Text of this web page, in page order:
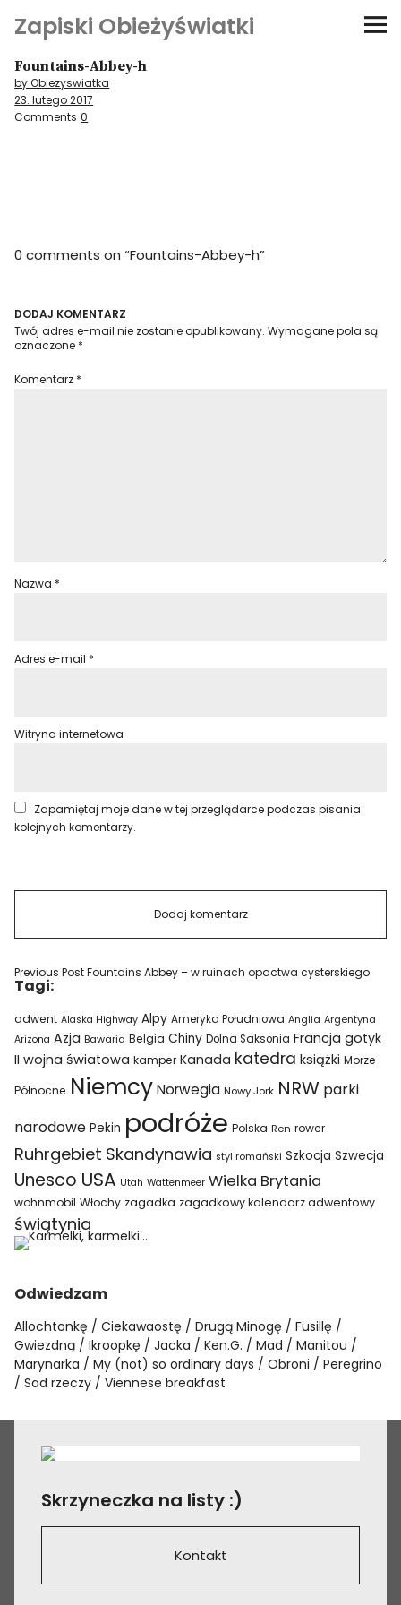
Zapiski Obieżyświatki
Podróże
Kultura i sztuka
Niezwyczajne ściany
Dom na kółkach
Fountains-Abbey-h
by Obiezyswiatka
23. lutego 2017
Comments 0
0 comments on “Fountains-Abbey-h”
DODAJ KOMENTARZ
Twój adres e-mail nie zostanie opublikowany. Wymagane pola są
oznaczone *
Komentarz *
Nazwa *
Adres e-mail *
Witryna internetowa
Zapamiętaj moje dane w tej przeglądarce podczas pisania
kolejnych komentarzy.
Previous PostFountains Abbey – w ruinach opactwa cysterskiego
Tagi:
adwent Alaska Highway Alpy Ameryka Południowa Anglia Argentyna
Arizona Azja Bawaria Belgia Chiny Dolna Saksonia Francja gotyk
II wojna światowa kamper Kanada katedra książki Morze
Północne Niemcy Norwegia Nowy Jork NRW parki
narodowe Pekin podróże Polska Ren rower
Ruhrgebiet Skandynawia styl romański Szkocja Szwecja
Unesco USA Utah Wattenmeer Wielka Brytania
wohnmobil Włochy zagadka zagadkowy kalendarz adwentowy
świątynia
Odwiedzam
Allochtonkę Ciekawaostę Drugą Minogę
Fusillę
Gwiezdną
Ikroopkę Jacka Ken.G. Mad
Manitou
Marynarka
My (not) so ordinary days Obroni
Peregrino
Sad rzeczy
Viennese breakfast
Skrzyneczka na listy :)
Kontakt